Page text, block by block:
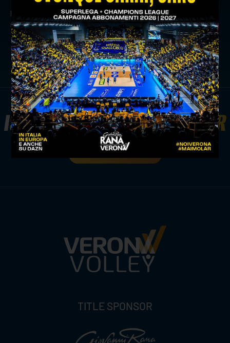
precedente:
nexidia e verona volley ancora insieme
successivo:back to work: verso la sfida con perugia
news prima squadra
ISCRIVITI ALLANEWSLETTER
TITLE SPONSOR